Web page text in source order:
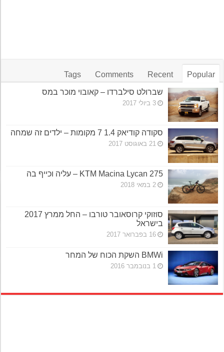
Popular
Recent
Comments
Tags
שברולט סילברדו – קאובוי מוכר במס
3 ביולי 2017
סקודה קודיאק 1.4 7 מקומות – ילדים זה שמחה
21 באוגוסט 2017
KTM Macina Lycan 275 – עליה וכייף בה
2 במאי 2018
סוזוקי קרוסאובר טורבו – החל ממרץ 2017
בישראל
16 בפברואר 2017
BMWi השקת הכוח של המחר
1 בנובמבר 2016